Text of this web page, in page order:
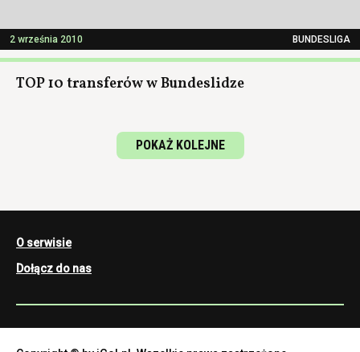
2 września 2010 BUNDESLIGA
TOP 10 transferów w Bundeslidze
POKAŻ KOLEJNE
O serwisie
Dołącz do nas